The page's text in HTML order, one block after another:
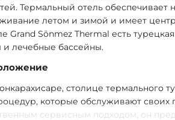
Термальный отель обеспечивает
летом и зимой и имеет
Grand Sönmez Thermal есть
и лечебные бассейны.
столице термального
которые обслуживают своих
сервисным подходом, он